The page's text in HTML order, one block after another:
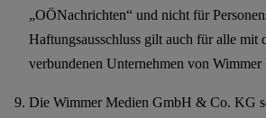
„OÖNachrichten“ und nicht für
Haftungsausschluss gilt auch für alle mit
verbundenen Unternehmen von Wimmer
Die Wimmer Medien GmbH & Co. KG